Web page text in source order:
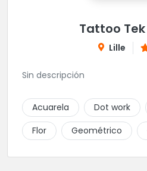
Tattoo
Lille
Sin descripción
Acuarela Dot work
Flor
Geométrico